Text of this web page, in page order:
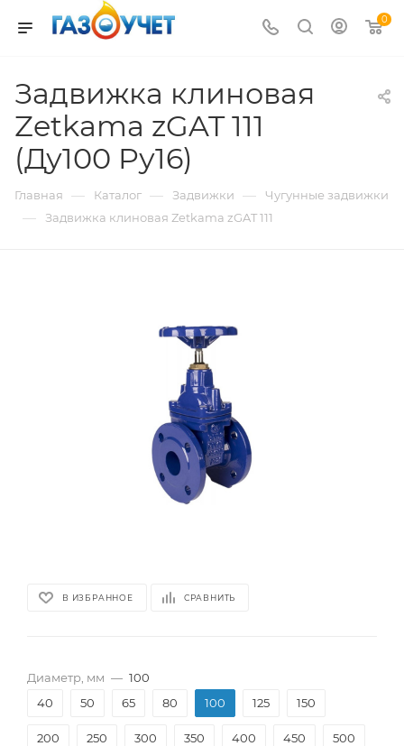
0
Задвижка клиновая
Zetkama zGAT 111
(Ду100 Pу16)
Главная — Каталог — Задвижки — Чугунные задвижки
— Задвижка клиновая Zetkama zGAT 111
В ИЗБРАННОЕ СРАВНИТЬ
Диаметр, мм — 100
40
50 65 80 100 125 150
200 250 300 350 400 450 500